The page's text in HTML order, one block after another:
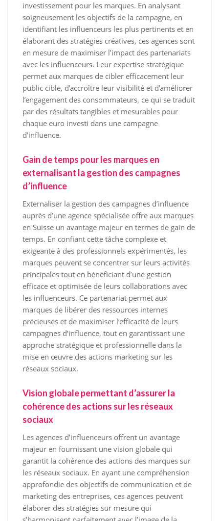
investissement pour les marques. En analysant
soigneusement les objectifs de la campagne, en
identifiant les influenceurs les plus pertinents et en
élaborant des stratégies créatives, ces agences sont
en mesure de maximiser l’impact des partenariats
avec les influenceurs. Leur expertise stratégique
permet aux marques de cibler efficacement leur
public cible, d’accroître leur visibilité et d’améliorer
l’engagement des consommateurs, ce qui se traduit
par des résultats tangibles et mesurables pour
chaque euro investi dans une campagne
d’influence.
Gain de temps pour les marques en
externalisant la gestion des campagnes
d’influence
Externaliser la gestion des campagnes d’influence
auprès d’une agence spécialisée offre aux marques
en Suisse un avantage majeur en termes de gain de
temps. En confiant cette tâche complexe et
exigeante à des professionnels expérimentés, les
marques peuvent se concentrer sur leurs activités
principales tout en bénéficiant d’une gestion
efficace et optimisée de leurs collaborations avec
les influenceurs. Ce partenariat permet aux
marques de libérer des ressources internes
précieuses et de maximiser l’efficacité de leurs
campagnes d’influence, tout en garantissant une
approche stratégique et professionnelle dans la
mise en œuvre des actions marketing sur les
réseaux sociaux.
Vision globale permettant d’assurer la
cohérence des actions sur les réseaux
sociaux
Les agences d’influenceurs offrent un avantage
majeur en fournissant une vision globale qui
garantit la cohérence des actions des marques sur
les réseaux sociaux. En ayant une compréhension
approfondie des objectifs de communication et de
marketing des entreprises, ces agences peuvent
élaborer des stratégies sur mesure qui